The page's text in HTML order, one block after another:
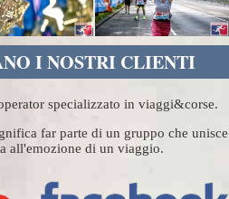
I NOSTRI CLIENTI
specializzato in viaggi&corse.
far parte di un gruppo che unisce
all'emozione di un viaggio.